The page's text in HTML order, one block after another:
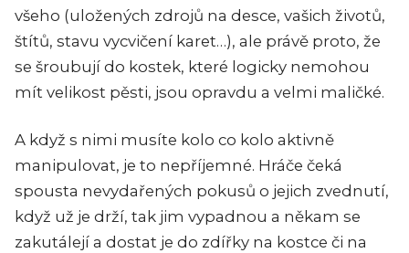
všeho (uložených zdrojů na desce, vašich životů,
štítů, stavu vycvičení karet…), ale právě proto, že
se šroubují do kostek, které logicky nemohou
mít velikost pěsti, jsou opravdu a velmi maličké.
A když s nimi musíte kolo co kolo aktivně
manipulovat, je to nepříjemné. Hráče čeká
spousta nevydařených pokusů o jejich zvednutí,
když už je drží, tak jim vypadnou a někam se
zakutálejí a dostat je do zdířky na kostce či na